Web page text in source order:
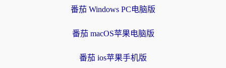
番茄 Windows PC电脑版
番茄 macOS苹果电脑版
番茄 ios苹果手机版